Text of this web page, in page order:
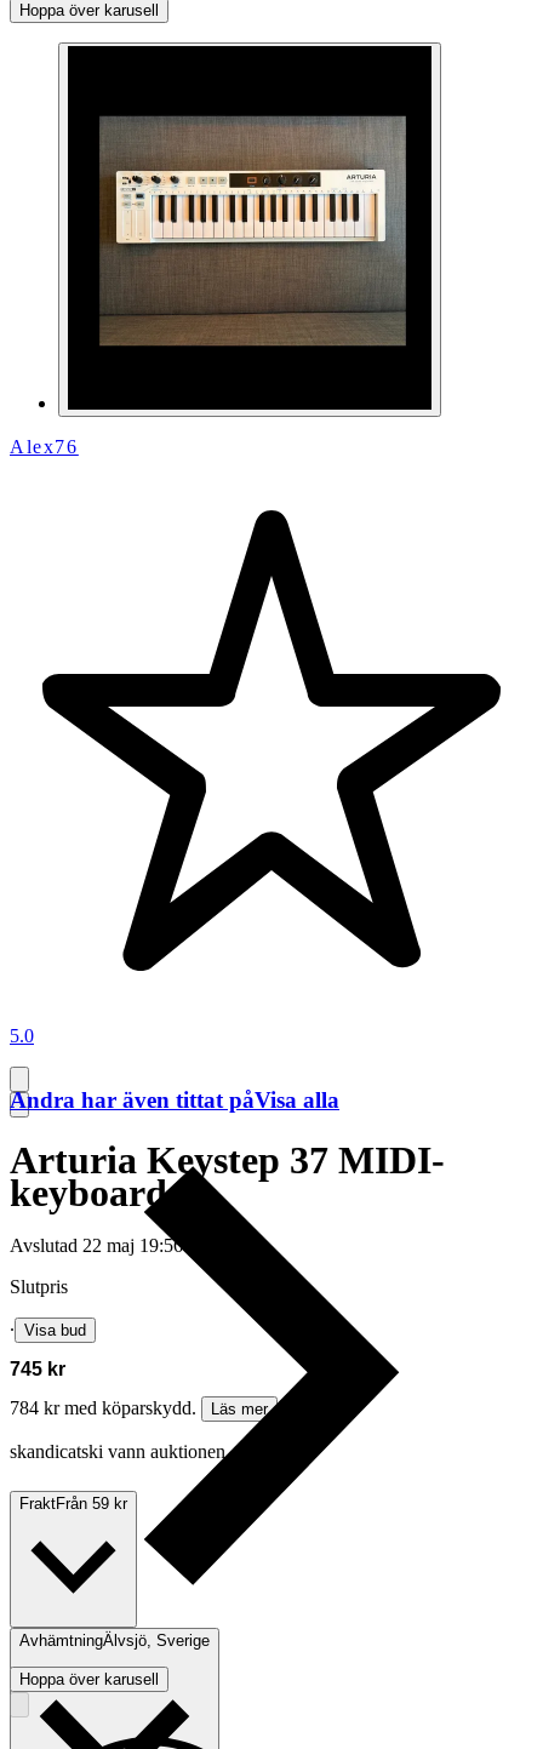
Hoppa över karusell
Alex76
5.0
Arturia Keystep 37 MIDI-
keyboard
Avslutad 22 maj 19:56
Slutpris
∙ Visa bud
745 kr
784 kr med köparskydd.
Läs mer
skandicatski vann auktionen
FraktFrån 59 kr
AvhämtningÄlvsjö, Sverige
Andra har även tittat påVisa alla
Hoppa över karusell